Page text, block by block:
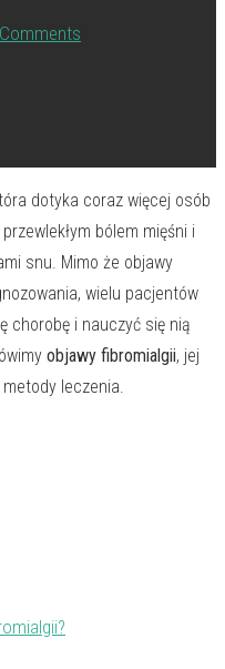
dotyka coraz więcej osób
bólem mięśni i
snu. Mimo że objawy
wielu pacjentów
chorobę i nauczyć się nią
objawy fibromialgii, jej
leczenia.